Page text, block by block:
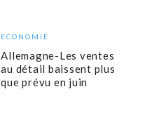
ECONOMIE
Allemagne-Les ventes
au détail baissent plus
que prévu en juin